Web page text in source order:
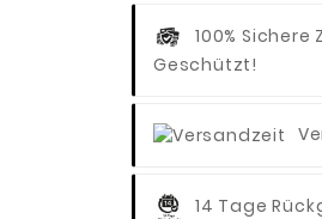
100% Sichere
Geschützt!
14 Tage